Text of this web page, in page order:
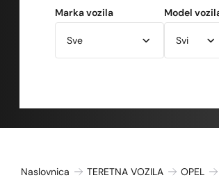
Marka vozila Model
Naslovnica TERETNA VOZILA OPEL